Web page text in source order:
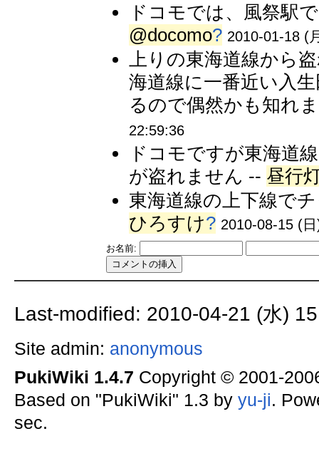
ドコモでは、風祭駅
@docomo? 2010-01-18 (
上りの東海道線から
海道線に一番近い入
るので偶然かも知れ
22:59:36
ドコモですが東海道
が盗れません -- 昼行
東海道線の上下線で
ひろすけ? 2010-08-15 (
お名前:
Last-modified: 2010-04-21 (水)
Site admin: anonymous
PukiWiki 1.4.7 Copyright © 2001-
Based on "PukiWiki" 1.3 by yu-ji.
sec.